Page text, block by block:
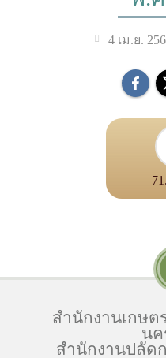
4 เม.ย.
สำนักงานเกษ
นค
สำนักงานปลัด